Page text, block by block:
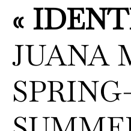
«
JUANA
SPRING-